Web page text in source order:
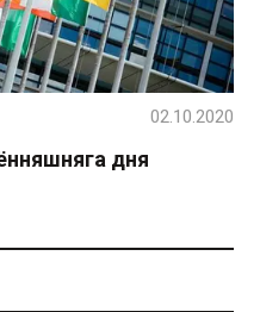
дня
02.10.2020